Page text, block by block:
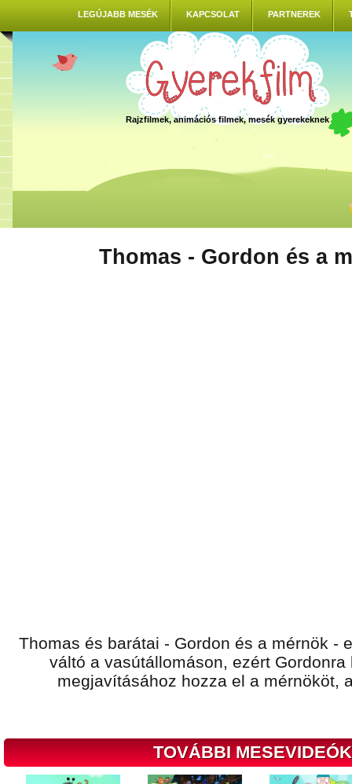
LEGÚJABB MESÉK KAPCSOLAT PARTNEREK
Rajzfilmek, animációs filmek, mesék gyerekeknek
Thomas - Gordon és a
Thomas és barátai - Gordon és a mérnök -
váltó a vasútállomáson, ezért
megjavításához hozza el a mérnököt,
TOVÁBBI